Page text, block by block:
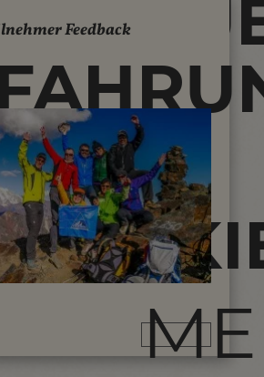
IM
Feedback
ZU